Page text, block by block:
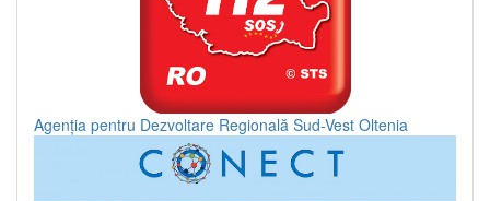
Agenția pentru Dezvoltare Regională Sud-Vest Oltenia